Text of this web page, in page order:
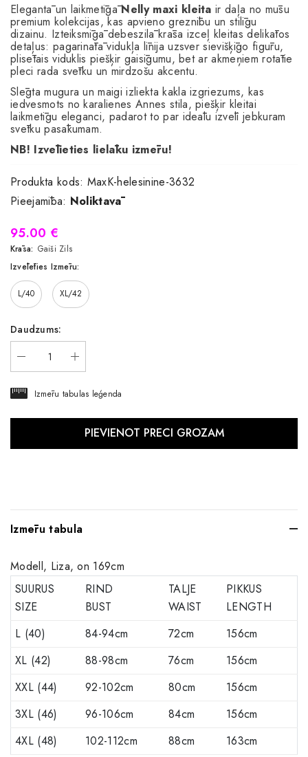
Elegantā un laikmetīgāNelly maxi kleita ir daļa no mūsu
premium kolekcijas, kas apvieno greznību un stilīgu
dizainu. Izteiksmīgā debeszilā krāsa izceļ kleitas delikātos
detaļus: pagarinātā vidukļa līnija uzsver sievišķīgo figūru,
plisētais viduklis piešķir gaisīgumu, bet ar akmeņiem rotātie
pleci rada svētku un mirdzošu akcentu.
Slēgta mugura un maigi izliekta kakla izgriezums, kas
iedvesmots no karalienes Annes stila, piešķir kleitai
laikmetīgu eleganci, padarot to par ideālu izvēli jebkuram
svētku pasākumam.
NB! Izvēlieties lielāku izmēru!
Produkta kods: MaxK-helesinine-3632
Pieejamība: Noliktavā
95.00 €
Krāsa: Gaiši Zils
Izvēlēties Izmēru:
L/40 XL/42
Daudzums:
Izmēru tabulas leģenda
Izmēru tabula
Modell, Liza, on 169cm
SUURUS
SIZE
RIND
BUST
TALJE
WAIST
PIKKUS
LENGTH
L (40)
84-94cm 72cm
156cm
XL (42)
88-98cm 76cm
156cm
XXL (44)
92-102cm 80cm
156cm
3XL (46)
96-106cm 84cm
156cm
4XL (48)
102-112cm 88cm 163cm